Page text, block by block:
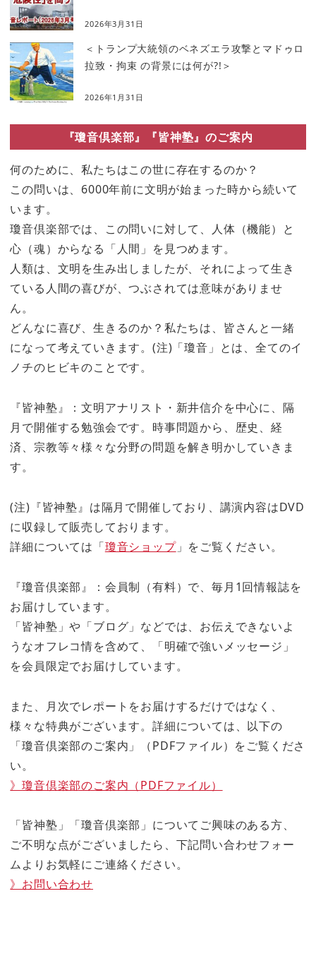
2026年3月31日
＜トランプ大統領のベネズエラ攻撃とマドゥロ
拉致・拘束 の背景には何が?!＞
2026年1月31日
『瓊音倶楽部』『皆神塾』のご案内
何のために、私たちはこの世に存在するのか？
この問いは、6000年前に文明が始まった時から続いて
います。
瓊音倶楽部では、この問いに対して、人体（機能）と
心（魂）からなる「人間」を見つめます。
人類は、文明を生み出しましたが、それによって生き
ている人間の喜びが、つぶされては意味がありませ
ん。
どんなに喜び、生きるのか？私たちは、皆さんと一緒
になって考えていきます。(注)「瓊音」とは、全てのイ
ノチのヒビキのことです。
『皆神塾』：文明アナリスト・新井信介を中心に、隔
月で開催する勉強会です。時事問題から、歴史、経
済、宗教等々様々な分野の問題を解き明かしていきま
す。
(注)『皆神塾』は隔月で開催しており、講演内容はDVD
に収録して販売しております。
詳細については「瓊音ショップ」をご覧ください。
『瓊音倶楽部』：会員制（有料）で、毎月1回情報誌を
お届けしています。
「皆神塾」や「ブログ」などでは、お伝えできないよ
うなオフレコ情を含めて、「明確で強いメッセージ」
を会員限定でお届けしています。
また、月次でレポートをお届けするだけではなく、
様々な特典がございます。詳細については、以下の
「瓊音倶楽部のご案内」（PDFファイル）をご覧くださ
い。
》瓊音倶楽部のご案内（PDFファイル）
「皆神塾」「瓊音倶楽部」についてご興味のある方、
ご不明な点がございましたら、下記問い合わせフォー
ムよりお気軽にご連絡ください。
》お問い合わせ